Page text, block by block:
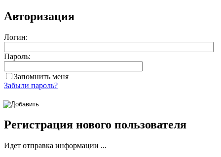
Авторизация
Логин:
Пароль:
Запомнить меня
Забыли пароль?
Регистрация нового пользователя
Идет отправка информации ...